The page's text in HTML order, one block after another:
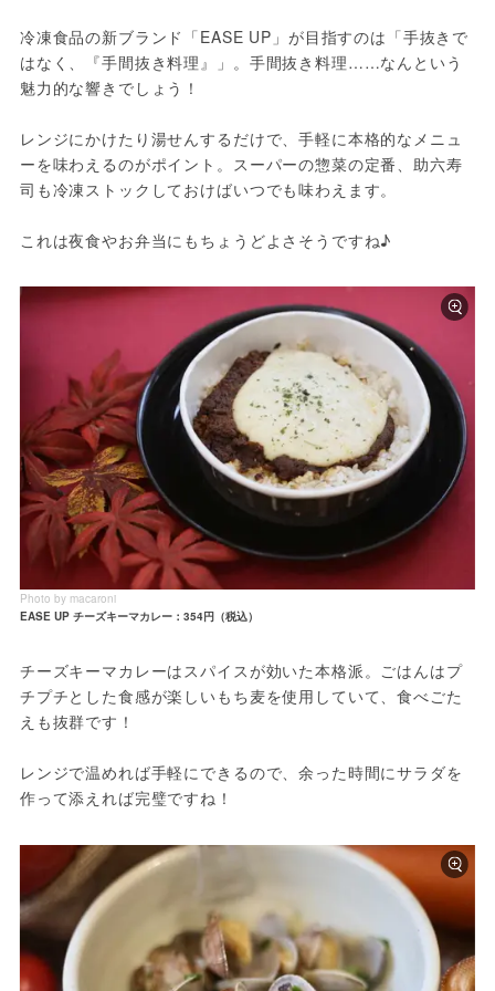
冷凍食品の新ブランド「EASE UP」が目指すのは「手抜きで
はなく、『手間抜き料理』」。手間抜き料理……なんという
魅力的な響きでしょう！
レンジにかけたり湯せんするだけで、手軽に本格的なメニュ
ーを味わえるのがポイント。スーパーの惣菜の定番、助六寿
司も冷凍ストックしておけばいつでも味わえます。
これは夜食やお弁当にもちょうどよさそうですね♪
Photo by macaroni
EASE UP チーズキーマカレー：354円（税込）
チーズキーマカレーはスパイスが効いた本格派。ごはんはプ
チプチとした食感が楽しいもち麦を使用していて、食べごた
えも抜群です！
レンジで温めれば手軽にできるので、余った時間にサラダを
作って添えれば完璧ですね！